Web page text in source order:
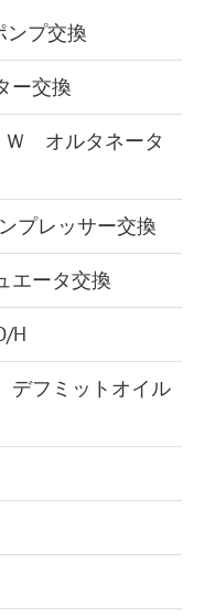
プ交換
ー交換
オルタネータ
プレッサー交換
ータ交換
H
フミットオイル